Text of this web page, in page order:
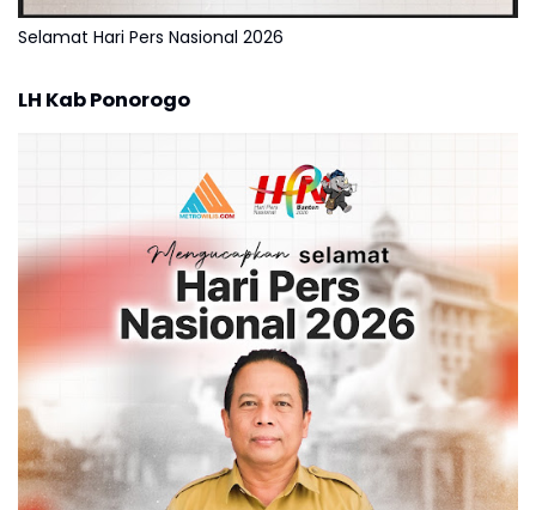
Selamat Hari Pers Nasional 2026
LH Kab Ponorogo